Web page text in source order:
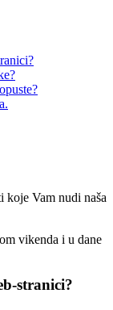
koje Vam nudi naša
vikenda i u dane
stranici?